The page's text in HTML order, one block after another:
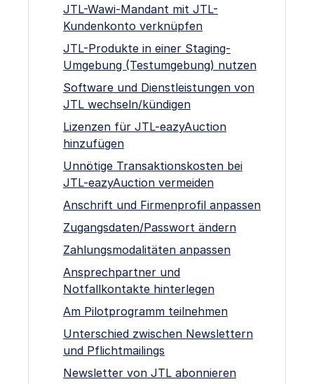
JTL-Wawi-Mandant mit JTL-
Kundenkonto verknüpfen
JTL-Produkte in einer Staging-
Umgebung (Testumgebung) nutzen
Software und Dienstleistungen von
JTL wechseln/kündigen
Lizenzen für JTL-eazyAuction
hinzufügen
Unnötige Transaktionskosten bei
JTL-eazyAuction vermeiden
Anschrift und Firmenprofil anpassen
Zugangsdaten/Passwort ändern
Zahlungsmodalitäten anpassen
Ansprechpartner und
Notfallkontakte hinterlegen
Am Pilotprogramm teilnehmen
Unterschied zwischen Newslettern
und Pflichtmailings
Newsletter von JTL abonnieren